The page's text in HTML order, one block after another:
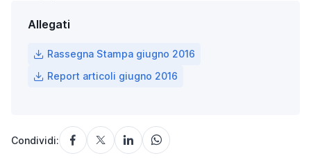
Allegati
Rassegna Stampa giugno 2016
Report articoli giugno 2016
Condividi: